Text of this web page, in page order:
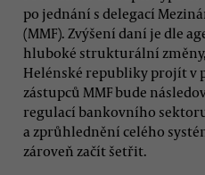
po jednání s delegací
(MMF). Zvýšení daní je dle
hluboké strukturální
Helénské republiky projít v
zástupců MMF bude
regulací bankovního
a zprůhlednění celého
zároveň začít šetřit.